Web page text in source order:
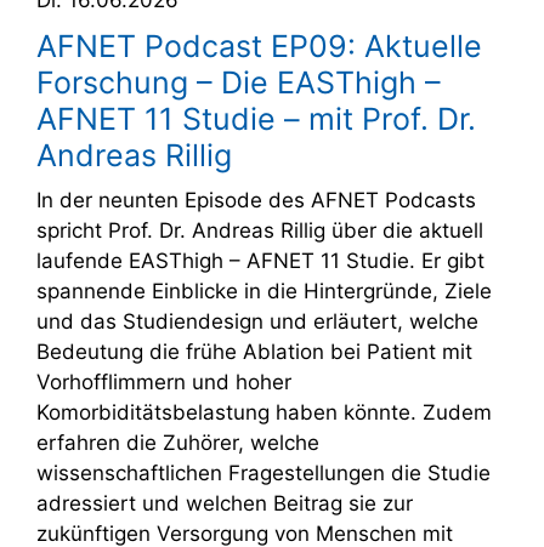
AFNET Podcast EP09: Aktuelle
Forschung – Die EASThigh –
AFNET 11 Studie – mit Prof. Dr.
Andreas Rillig
In der neunten Episode des AFNET Podcasts
spricht Prof. Dr. Andreas Rillig über die aktuell
laufende EASThigh – AFNET 11 Studie. Er gibt
spannende Einblicke in die Hintergründe, Ziele
und das Studiendesign und erläutert, welche
Bedeutung die frühe Ablation bei Patient mit
Vorhofflimmern und hoher
Komorbiditätsbelastung haben könnte. Zudem
erfahren die Zuhörer, welche
wissenschaftlichen Fragestellungen die Studie
adressiert und welchen Beitrag sie zur
zukünftigen Versorgung von Menschen mit